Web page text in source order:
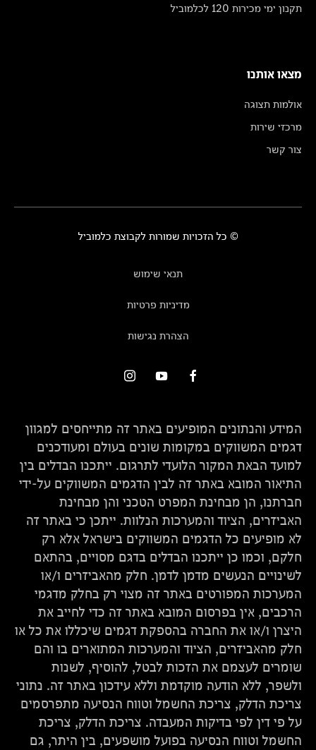
תקנון ימי מכירות 120 לכלמוביל
מצאו אותנו
אולמות תצוגה
מרכזי שירות
צור קשר
© כל הזכויות שמורות לקבוצת כלמוביל
תנאי שימוש
מדיניות פרטיות
הצהרת נגישות
המידע והנתונים המופיעים באתר זה מתייחסים למגוון
דגמים המשווקים במקומות שונים בעולם ומעודכנים
למועד הבאת המקור הלועדי לתרגום. ייתכנו הבדלים בין
התיאור המובא באתר זה לבין הדגמים המשווקים על-ידי
חברתנו, הן מבחינת המפרט הטכני והן מבחינת
האביזרים, הציוד והמערכות הנלוות. ייתכן כי באתר זה
לא מופיעים כל הדגמים המשווקים בישראל אלא רק
חלקם, וכמו כן ייתכנו הבדלים בדגם מסויים, בהתאם
לשינויים הנעשים מדמן לדמן. חלק מהאביזרים ו/או
המערכות המפורטים באתר זה מצוי רק בחלק מדגמי
הרכבים, אין בפרסום המובא באתר זה כדי לחייב את
היצרן ו/או את החברה בהספקת דגמים שיכללו את כל או
חלק מהאביזרים, הציוד והמערכות המתוארים בו והם
שומרים לעצמם את הזכות לבטל, להוסיף, לשנות
ולשפר, ללא הודעה מוקדמת וללא עידכון באתר זה. נתוני
צריכת הדלק, צריכת החשמל וטווח הנסיעה מתפרסמים
על פי דין לפי בדיקות המעבדה. צריכת הדלק, צריכת
החשמל וטווח הנסיעה בפועל מושפעים, בין היתר, גם